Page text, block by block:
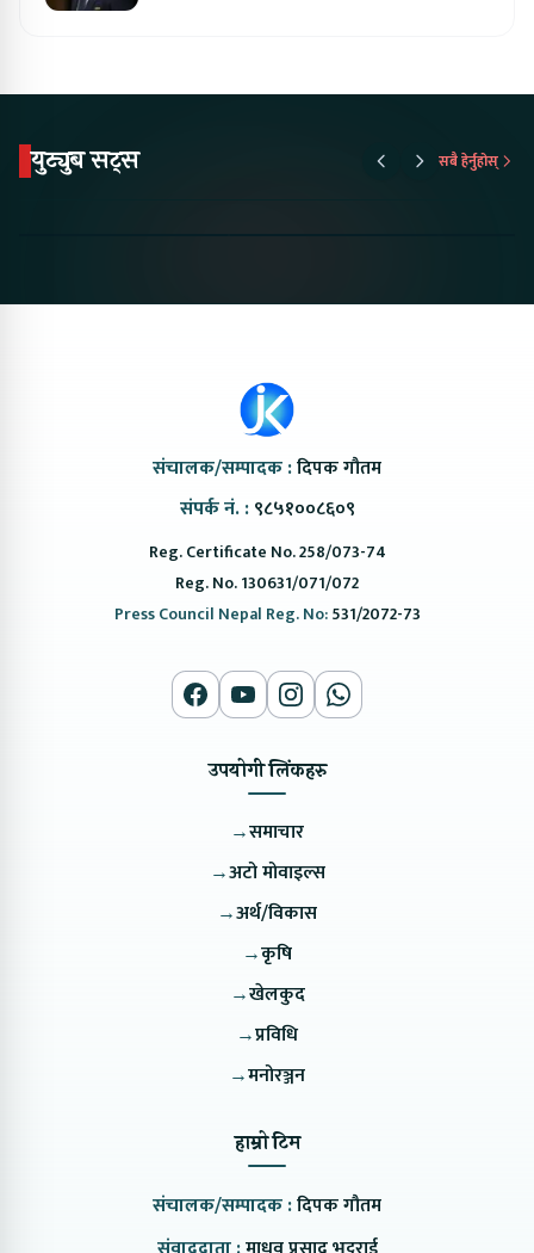
युट्युब सट्स सबै हेर्नुहोस्
संचालक/सम्पादक :दिपक गौतम
संपर्क नं. : ९८५१००८६०९
Reg. Certificate No. 258/073-74
Reg. No. 130631/071/072
Press Council Nepal Reg. No:531/2072-73
उपयोगी लिंकहरु
→समाचार
→अटो मोवाइल्स
→अर्थ/विकास
→कृषि
→खेलकुद
→प्रविधि
→मनोरञ्जन
हाम्रो टिम
संचालक/सम्पादक :दिपक गौतम